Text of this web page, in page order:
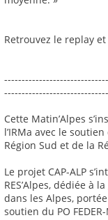
Retrouvez le replay
Cette Matin’Alpes
l’IRMa avec le
Région Sud et de la
Le projet CAP-ALP
RES’Alpes, dédiée à
dans les Alpes,
soutien du PO